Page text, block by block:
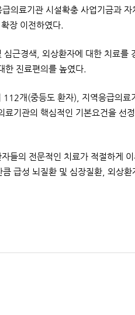
의료기관 시설확충 사업기금과
장 이전하였다.
근경색, 외상환자에 대한 치료를
한 진료편의를 높였다.
개(중등도 환자), 지역응급의료
기관의 핵심적인 기본요건을 선
들의 전문적인 치료가 적절하게
급성 뇌질환 및 심장질환, 외상